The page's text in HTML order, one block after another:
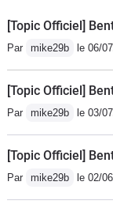
[Topic Officiel]
Par mike29b le 06/
[Topic Officiel]
Par mike29b le 03/
[Topic Officiel]
Par mike29b le 02/